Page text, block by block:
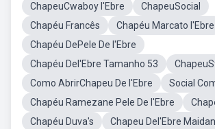
ChapeuCwaboy l'Ebre
ChapeuSocial
Chapéu Francês
Chapéu Marcato l'Ebre
Chapéu DePele De l'Ebre
Chapéu Del'Ebre Tamanho 53
Como AbrirChapeu De l'Ebre
Social
Chapéu Ramezane Pele De l'Ebre
Chapéu Duva's
Chapeu Del'Ebre